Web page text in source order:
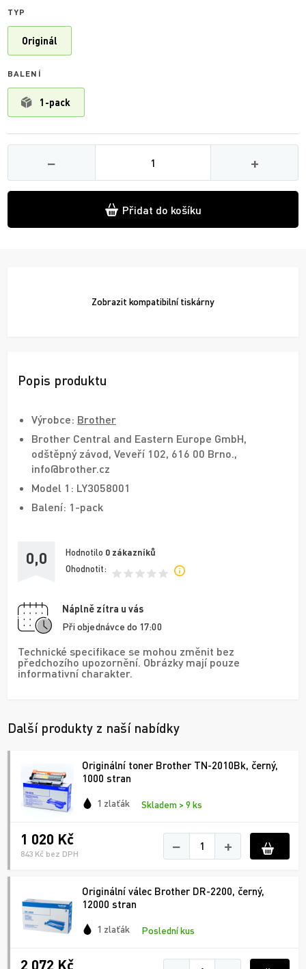
TYP
Originál
BALENÍ
1-pack
−
Množství
+
Přidat do košíku
Zobrazit kompatibilní tiskárny
Popis produktu
Výrobce: Brother
Brother Central and Eastern Europe GmbH,
odštěpný závod, Veveří 102, 616 00 Brno.,
info@brother.cz
Model 1: LY3058001
Balení: 1-pack
0,0 Hodnotilo 0 zákazníků
Ohodnotit:
Náplně zítra u vás
Při objednávce do 17:00
Technické specifikace se mohou změnit bez
předchozího upozornění. Obrázky mají pouze
informativní charakter.
Další produkty z naší nabídky
Originální toner Brother TN-2010Bk, černý,
1000 stran
1 zlaťák Skladem > 9 ks
1 020 Kč
843 Kč bez DPH − +
Originální válec Brother DR-2200, černý,
12000 stran
1 zlaťák Poslední kus
2 072 Kč